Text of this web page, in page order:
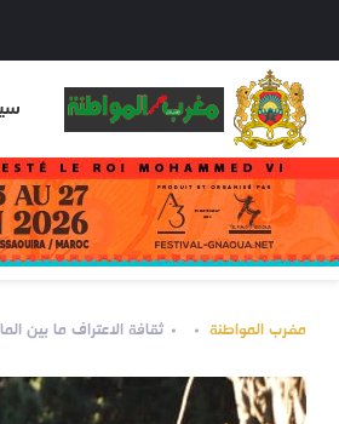
مغرب المواطنة ثقافة الاعتراف ما بين